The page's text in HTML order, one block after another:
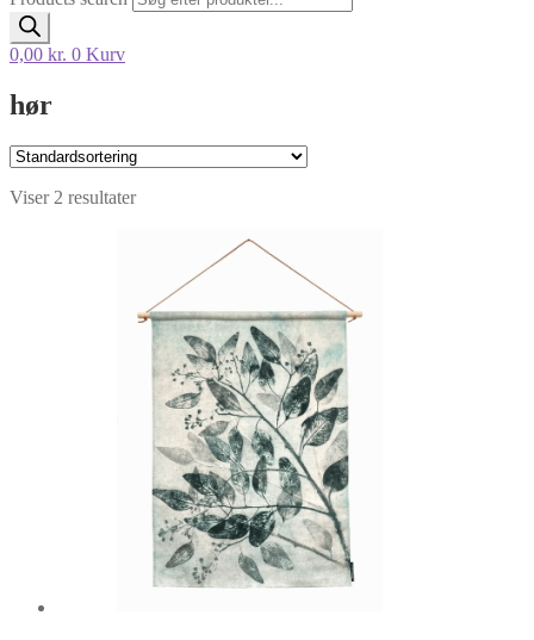
0,00 kr. 0 Kurv
hør
Viser 2 resultater